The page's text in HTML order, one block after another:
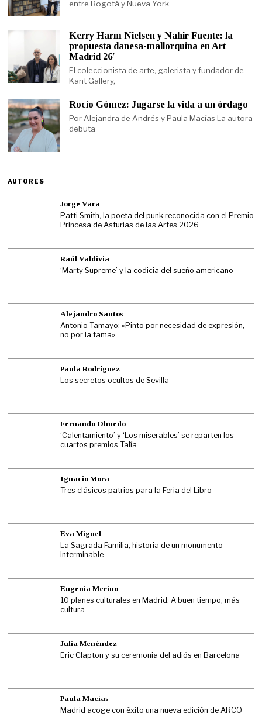
entre Bogotá y Nueva York
Kerry Harm Nielsen y Nahir Fuente: la
propuesta danesa-mallorquina en Art
Madrid 26′
El coleccionista de arte, galerista y fundador de
Kant Gallery,
Rocío Gómez: Jugarse la vida a un órdago
Por Alejandra de Andrés y Paula Macías La autora
debuta
AUTORES
Jorge Vara
Patti Smith, la poeta del punk reconocida con el Premio
Princesa de Asturias de las Artes 2026
Raúl Valdivia
‘Marty Supreme’ y la codicia del sueño americano
Alejandro Santos
Antonio Tamayo: «Pinto por necesidad de expresión,
no por la fama»
Paula Rodríguez
Los secretos ocultos de Sevilla
Fernando Olmedo
‘Calentamiento’ y ‘Los miserables’ se reparten los
cuartos premios Talía
Ignacio Mora
Tres clásicos patrios para la Feria del Libro
Eva Miguel
La Sagrada Familia, historia de un monumento
interminable
Eugenia Merino
10 planes culturales en Madrid: A buen tiempo, más
cultura
Julia Menéndez
Eric Clapton y su ceremonia del adiós en Barcelona
Paula Macías
Madrid acoge con éxito una nueva edición de ARCO